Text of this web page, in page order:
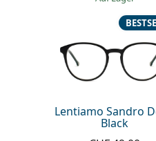
Lentiamo Sandro
Black